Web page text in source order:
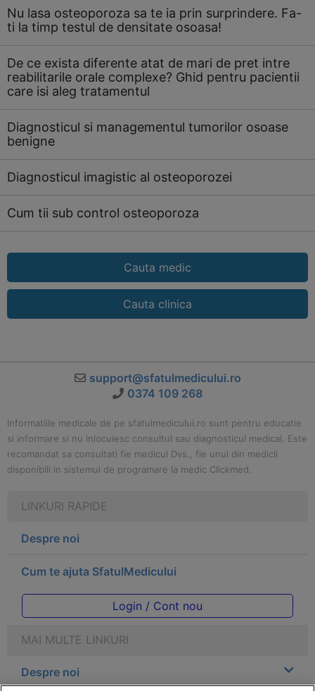
Nu lasa osteoporoza sa te ia prin surprindere. Fa-
ti la timp testul de densitate osoasa!
De ce exista diferente atat de mari de pret intre
reabilitarile orale complexe? Ghid pentru pacientii
care isi aleg tratamentul
Diagnosticul si managementul tumorilor osoase
benigne
Diagnosticul imagistic al osteoporozei
Cum tii sub control osteoporoza
Cauta medic
Cauta clinica
support@sfatulmedicului.ro
0374 109 268
Informatiile medicale de pe sfatulmedicului.ro sunt pentru educatie
si informare si nu inlocuiesc consultul sau diagnosticul medical. Este
recomandat sa consultati fie medicul Dvs., fie unul din medicii
disponibili in sistemul de programare la medic Clickmed.
LINKURI RAPIDE
Despre noi
Cum te ajuta SfatulMedicului
Login / Cont nou
MAI MULTE LINKURI
Despre noi